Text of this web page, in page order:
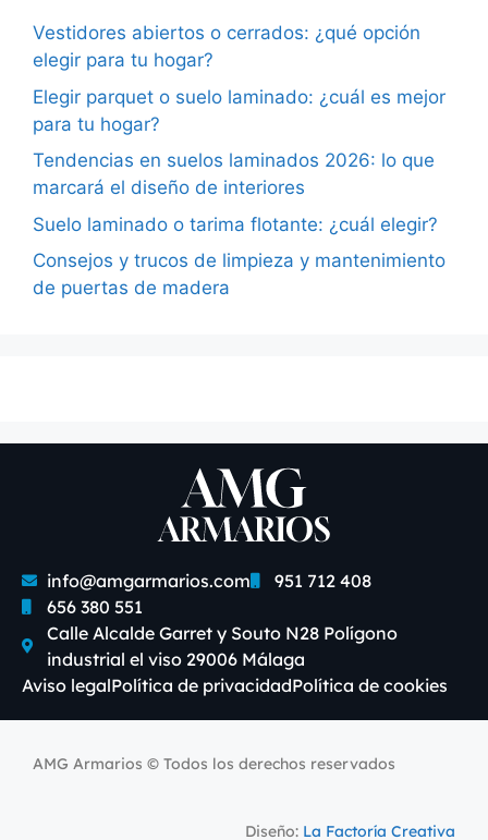
Vestidores abiertos o cerrados: ¿qué opción
elegir para tu hogar?
Elegir parquet o suelo laminado: ¿cuál es mejor
para tu hogar?
Tendencias en suelos laminados 2026: lo que
marcará el diseño de interiores
Suelo laminado o tarima flotante: ¿cuál elegir?
Consejos y trucos de limpieza y mantenimiento
de puertas de madera
info@amgarmarios.com
951 712 408
656 380 551
Calle Alcalde Garret y Souto N28 Polígono
industrial el viso 29006 Málaga
Aviso legalPolítica de privacidadPolítica de cookies
AMG Armarios © Todos los derechos reservados
Diseño: La Factoría Creativa